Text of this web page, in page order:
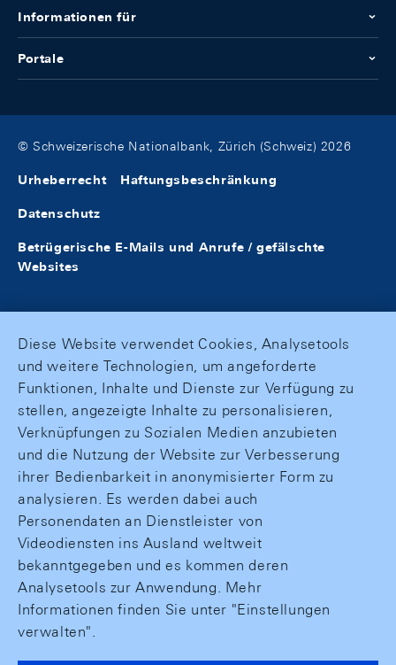
Informationen für
Portale
© Schweizerische Nationalbank, Zürich (Schweiz) 2026
Urheberrecht Haftungsbeschränkung
Datenschutz
Betrügerische E-Mails und Anrufe / gefälschte
Websites
Diese Website verwendet Cookies, Analysetools
und weitere Technologien, um angeforderte
Funktionen, Inhalte und Dienste zur Verfügung zu
stellen, angezeigte Inhalte zu personalisieren,
Verknüpfungen zu Sozialen Medien anzubieten
und die Nutzung der Website zur Verbesserung
ihrer Bedienbarkeit in anonymisierter Form zu
analysieren. Es werden dabei auch
Personendaten an Dienstleister von
Videodiensten ins Ausland weltweit
bekanntgegeben und es kommen deren
Analysetools zur Anwendung. Mehr
Informationen finden Sie unter "Einstellungen
verwalten".